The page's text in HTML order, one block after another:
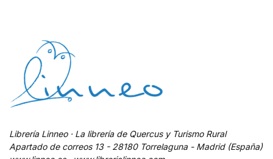
Librería Linneo · La librería de Quercus y Turismo Rural
Apartado de correos 13 - 28180 Torrelaguna - Madrid (España)